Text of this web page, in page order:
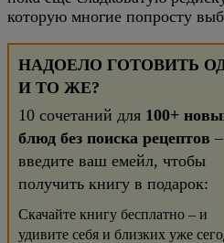
которую многие попросту
НАДОЕЛО ГОТОВИТЬ
И ТО ЖЕ?
10 сочетаний для 100+
блюд без поиска рецептов –
введите ваш емейл, чтобы
получить книгу в подарок:
Скачайте книгу бесплатно – и
удивите себя и близких уже